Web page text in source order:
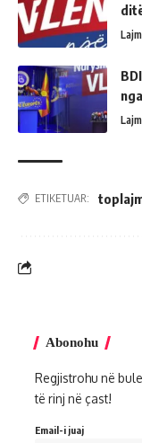
ETIKETUAR:
Abonohu
Regjistrohu në
të rinj në çast!
Email-i juaj